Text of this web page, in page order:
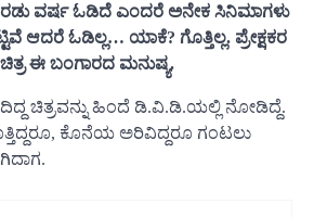
ವರ್ಷ ಓಡಿದೆ ಎಂದರೆ ಅನೇಕ ಸಿನಿಮಾಗಳು
ಆದರೆ ಓಡಿಲ್ಲ… ಯಾಕೆ? ಗೊತ್ತಿಲ್ಲ. ಪ್ರೇಕ್ಷಕರ
ಈ ಬಂಗಾರದ ಮನುಷ್ಯ.
ಚಿತ್ರವನ್ನು ಹಿಂದೆ ಡಿ.ವಿ.ಡಿ.ಯಲ್ಲಿ ನೋಡಿದ್ದೆ.
ಕೊನೆಯ ಅರಿವಿದ್ದರೂ ಗಂಟಲು